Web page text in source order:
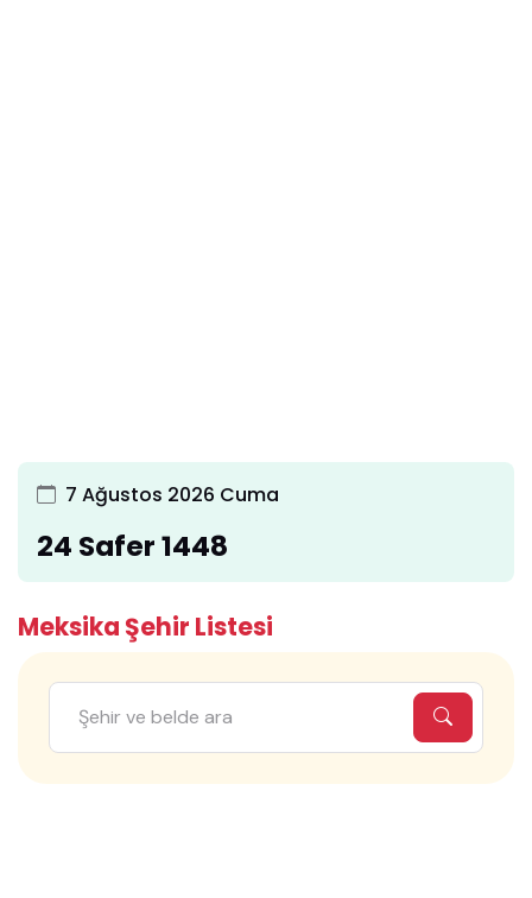
7 Ağustos 2026 Cuma
24 Safer 1448
Meksika Şehir Listesi